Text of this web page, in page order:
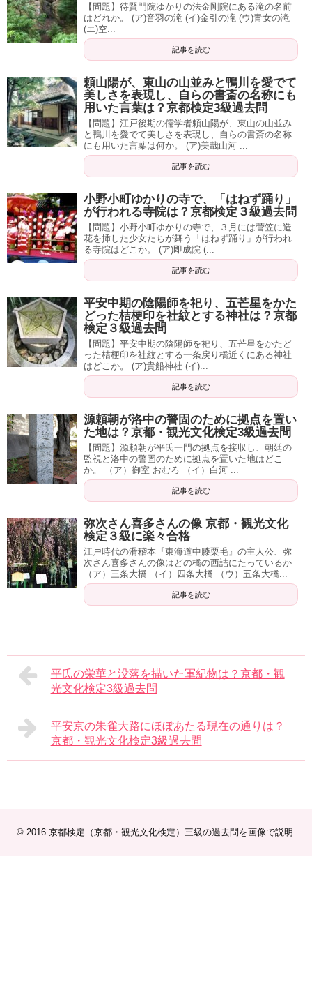
【問題】待賢門院ゆかりの法金剛院にある滝の名前
はどれか。 (ア)音羽の滝 (イ)金引の滝 (ウ)青女の滝
(エ)空...
記事を読む
頼山陽が、東山の山並みと鴨川を愛でて
美しさを表現し、自らの書斎の名称にも
用いた言葉は？京都検定3級過去問
【問題】江戸後期の儒学者頼山陽が、東山の山並み
と鴨川を愛でて美しさを表現し、自らの書斎の名称
にも用いた言葉は何か。 (ア)美哉山河 ...
記事を読む
小野小町ゆかりの寺で、「はねず踊り」
が行われる寺院は？京都検定３級過去問
【問題】小野小町ゆかりの寺で、３月には菅笠に造
花を挿した少女たちが舞う「はねず踊り」が行われ
る寺院はどこか。 (ア)即成院 (...
記事を読む
平安中期の陰陽師を祀り、五芒星をかた
どった桔梗印を社紋とする神社は？京都
検定３級過去問
【問題】平安中期の陰陽師を祀り、五芒星をかたど
った桔梗印を社紋とする一条戻り橋近くにある神社
はどこか。 (ア)貴船神社 (イ)...
記事を読む
源頼朝が洛中の警固のために拠点を置い
た地は？京都・観光文化検定3級過去問
【問題】源頼朝が平氏一門の拠点を接収し、朝廷の
監視と洛中の警固のために拠点を置いた地はどこ
か。 （ア）御室 おむろ （イ）白河 ...
記事を読む
弥次さん喜多さんの像 京都・観光文化
検定３級に楽々合格
江戸時代の滑稽本『東海道中膝栗毛』の主人公、弥
次さん喜多さんの像はどの橋の西詰にたっているか
（ア）三条大橋 （イ）四条大橋 （ウ）五条大橋...
記事を読む
平氏の栄華と没落を描いた軍紀物は？京都・観
光文化検定3級過去問
平安京の朱雀大路にほぼあたる現在の通りは？
京都・観光文化検定3級過去問
© 2016 京都検定（京都・観光文化検定）三級の過去問を画像で説明